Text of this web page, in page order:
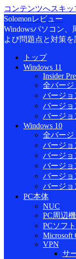
コンテンツへスキッ
Solomonレビュー
Windowsパソコン
よび問題点と対策
トップ
Windows 11
Insider
全バージ
バージョ
バージョ
バージョ
Windows 10
全バージ
バージョ
バージョ
バージョ
バージョ
バージョ
PC本体
NUC
PC周辺
PCソフト
Microsoft
VPN
サ